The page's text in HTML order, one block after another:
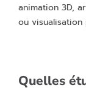
animation 3D,
ou visualisation
Quelles